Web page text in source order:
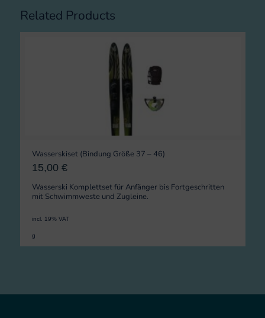
Related Products
Wasserskiset (Bindung Größe 37 – 46)
15,00 €
Wasserski Komplettset für Anfänger bis Fortgeschritten
mit Schwimmweste und Zugleine.
incl. 19% VAT
g